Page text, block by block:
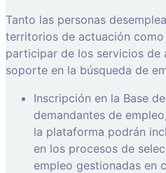
Tanto las personas
territorios de actuación
participar de los servicios de
soporte en la búsqueda de
Inscripción en la Base
demandantes de
la plataforma podrán
en los procesos de
empleo gestionadas en